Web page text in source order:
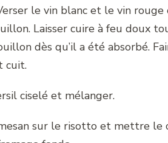
le vin blanc et le vin
Laisser cuire à feu doux
dès qu’il a été absorbé.
cuit.
ciselé et mélanger.
sur le risotto et mettre le